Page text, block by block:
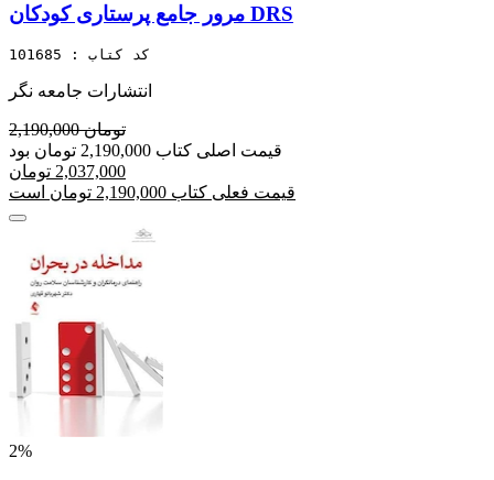
مرور جامع پرستاری کودکان DRS
کد کتاب : 101685
انتشارات جامعه نگر
2,190,000 تومان
قیمت اصلی کتاب 2,190,000 تومان بود
2,037,000 تومان
قیمت فعلی کتاب 2,190,000 تومان است
2%